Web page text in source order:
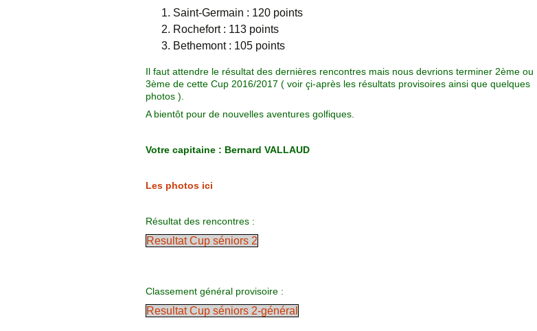
Saint-Germain : 120 points
Rochefort : 113 points
Bethemont : 105 points
Il faut attendre le résultat des dernières rencontres mais nous devrions terminer 2ème ou
3ème de cette Cup 2016/2017 ( voir çi-après les résultats provisoires ainsi que quelques
photos ).
A bientôt pour de nouvelles aventures golfiques.
Votre capitaine : Bernard VALLAUD
Les photos ici
Résultat des rencontres :
Resultat Cup séniors 2
Classement général provisoire :
Resultat Cup séniors 2-général